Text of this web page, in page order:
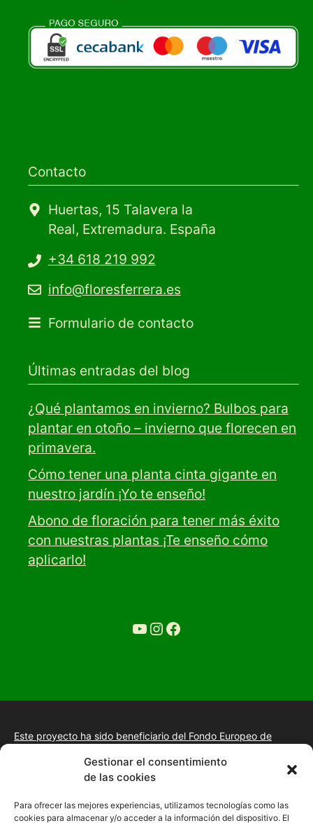
Gestionar el consentimiento
de las cookies
Para ofrecer las mejores experiencias, utilizamos tecnologías como las
cookies para almacenar y/o acceder a la información del dispositivo. El
Contacto
Huertas, 15 Talavera la
Real, Extremadura. España
+34 618 219 992
info@floresferrera.es
Formulario de contacto
Últimas entradas del blog
¿Qué plantamos en invierno? Bulbos para
plantar en otoño – invierno que florecen en
primavera.
Cómo tener una planta cinta gigante en
nuestro jardín ¡Yo te enseño!
Abono de floración para tener más éxito
con nuestras plantas ¡Te enseño cómo
aplicarlo!
YouTube
Ir a la cuenta de Instagram de Restaurante Tuétano
Ir a la cuenta de facebook de Restaurante Tuétano
Este proyecto ha sido beneficiario del Fondo Europeo de
Proyecto de desarrollo web y tienda online, fomento de la
presencia “Online” mediante la implantación de una estrategia
mejora de imagen digital en las empresas de la Comunidad